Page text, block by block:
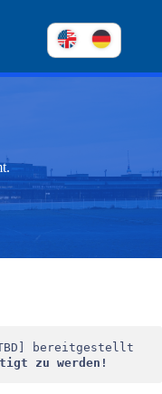
bereitgestellt
zu werden!